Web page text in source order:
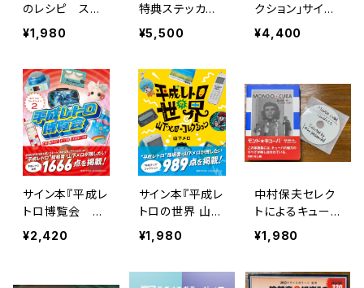
のレシピ スイ
カの香りとライ
ナーノーツ』森下
¥1,980
特典ステッカー
付『BPM ARCHI
VES』 上下巻SE
¥5,500
クション」サイン
本セット 『平成
レトロの世界』
¥4,400
サイン本『平成レ
トロ博覧会 山
下メロ・コレクシ
ョン2』山下メロ
¥2,420
サイン本『平成レ
トロの世界 山下
メロ・コレクショ
ン』山下メロ
¥1,980
中村保夫セレク
トによるキュー
バのアニソン19
曲入CD-r付『モ
写真：高橋慎一
¥1,980